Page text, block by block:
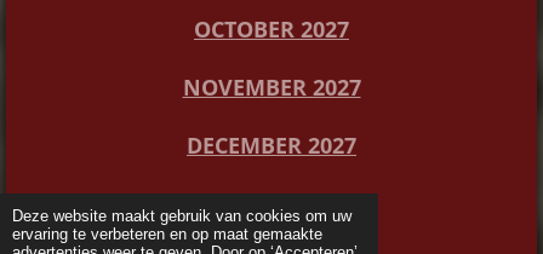
Deze website maakt gebruik van cookies om uw
ervaring te verbeteren en op maat gemaakte
OCTOBER 2027
NOVEMBER 2027
DECEMBER 2027